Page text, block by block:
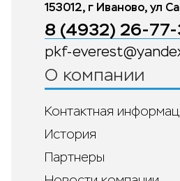
153012, г Иваново, ул
8 (4932) 26-
pkf-
О компании
Контактная
История
Партнеры